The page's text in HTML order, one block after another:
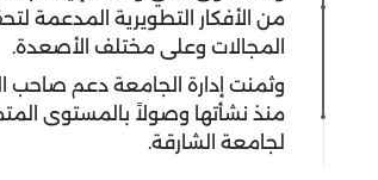
من الأفكار التطويرية المدعمة
المجالات وعلى مختلف الأصعدة.
وثمنت إدارة الجامعة دعم صاحب
منذ نشأتها وصولاً بالمستوى
لجامعة الشارقة.